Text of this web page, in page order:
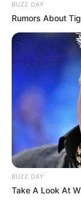
BUZZ DAY
Rumors About
BUZZ DAY
Take A Look At